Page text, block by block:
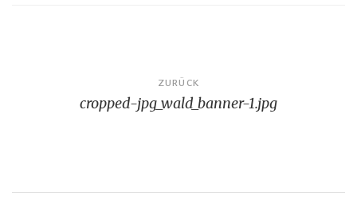
Beitragsnavigation
ZURÜCK
cropped-jpg_wald_banner-1.jpg